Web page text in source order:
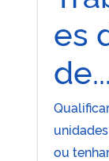
es
de...
ou